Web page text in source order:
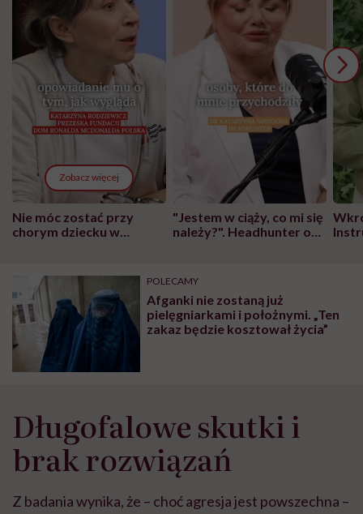
Zobacz więcej
Nie móc zostać przy
chorym dziecku w
może chyba tylko
głupota i brak
wyobraźni"
"Jestem w ciąży, co mi się
należy?". Headhunter o
pracy
POLECAMY
Afganki nie zostaną już
pielęgniarkami i położnymi. „Ten
zakaz będzie kosztował życia”
Długofalowe skutki i
brak rozwiązań
Z badania wynika, że – choć agresja jest powszechna –